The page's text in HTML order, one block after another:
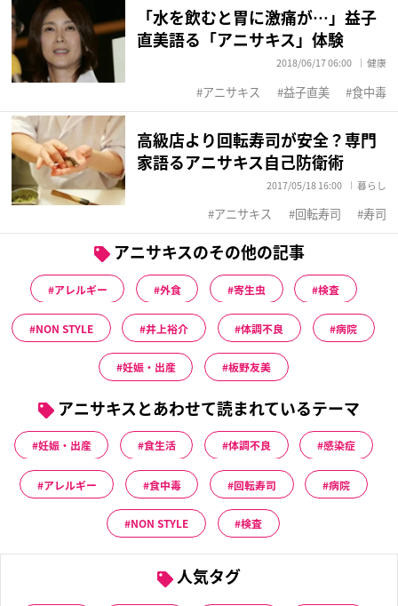
「水を飲むと胃に激痛が…」益子
直美語る「アニサキス」体験
2018/06/17 06:00 健康
アニサキス 益子直美 食中毒
高級店より回転寿司が安全？専門
家語るアニサキス自己防衛術
2017/05/18 16:00 暮らし
アニサキス 回転寿司 寿司
アニサキスのその他の記事
アレルギー 外食 寄生虫 検査
NON STYLE 井上裕介 体調不良 病院
妊娠・出産 板野友美
アニサキスとあわせて読まれているテーマ
妊娠・出産 食生活 体調不良 感染症
アレルギー 食中毒 回転寿司 病院
NON STYLE 検査
人気タグ